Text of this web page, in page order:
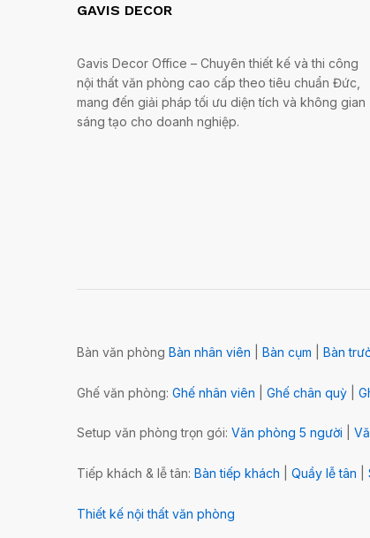
GAVIS DECOR
Gavis Decor Office – Chuyên thiết kế và thi công
nội thất văn phòng cao cấp theo tiêu chuẩn Đức,
mang đến giải pháp tối ưu diện tích và không gian
sáng tạo cho doanh nghiệp.
Bàn văn phòng Bàn nhân viên Bàn cụm Bàn
Ghế văn phòng: Ghế nhân viên Ghế chân quỳ
Setup văn phòng trọn gói: Văn phòng 5 người
Tiếp khách & lễ tân: Bàn tiếp khách Quầy lễ tân
Thiết kế nội thất văn phòng